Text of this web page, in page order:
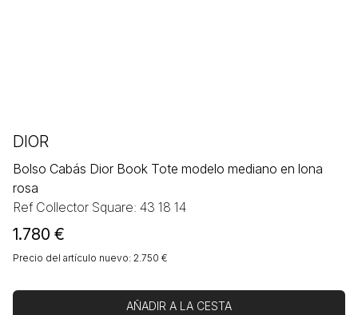
DIOR
Bolso Cabás Dior Book Tote modelo mediano en lona
rosa
Ref Collector Square: 43 18 14
1.780 €
Precio del artículo nuevo: 2.750 €
AÑADIR A LA CESTA